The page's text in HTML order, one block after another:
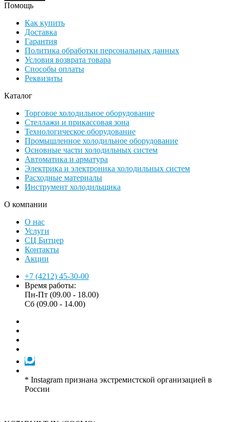
Помощь
Как купить
Доставка
Гарантия
Политика обработки персональных данных
Условия возврата товара
Способы оплаты
Реквизиты
Каталог
Торговое холодильное оборудование
Стеллажи и прикассовая зона
Технологическое оборудование
Промышленное холодильное оборудование
Основные части холодильных систем
Автоматика и арматура
Электрика и электроника холодильных систем
Расходные материалы
Инструмент холодильщика
О компании
О нас
Услуги
СЦ Битцер
Контакты
Акции
+7 (4212) 45-30-00
Время работы:
Пн-Пт (09.00 - 18.00)
Сб (09.00 - 14.00)
* Instagram признана экстремистской организацией в
России